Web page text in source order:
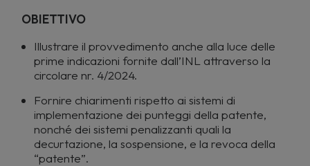
OBIETTIVO
Illustrare il provvedimento anche alla luce delle
prime indicazioni fornite dall’INL attraverso la
circolare nr. 4/2024.
Fornire chiarimenti rispetto ai sistemi di
implementazione dei punteggi della patente,
nonché dei sistemi penalizzanti quali la
decurtazione, la sospensione, e la revoca della
“patente”.